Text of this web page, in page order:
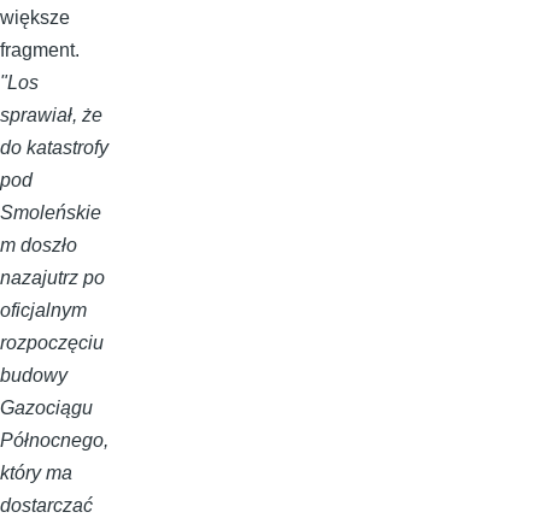
większe
fragment.
"Los
sprawiał, że
do katastrofy
pod
Smoleńskie
m doszło
nazajutrz po
oficjalnym
rozpoczęciu
budowy
Gazociągu
Północnego,
który ma
dostarczać